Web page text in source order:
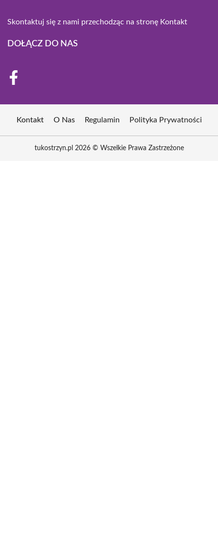
Skontaktuj się z nami przechodząc na stronę Kontakt
DOŁĄCZ DO NAS
Kontakt O Nas Regulamin Polityka Prywatności
tukostrzyn.pl 2026 © Wszelkie Prawa Zastrzeżone